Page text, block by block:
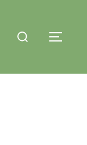
Rechercher :